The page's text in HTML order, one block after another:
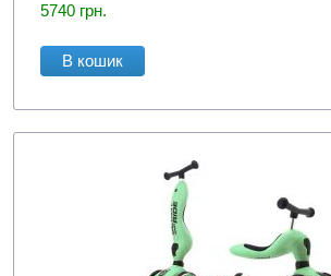
5740 грн.
В кошик